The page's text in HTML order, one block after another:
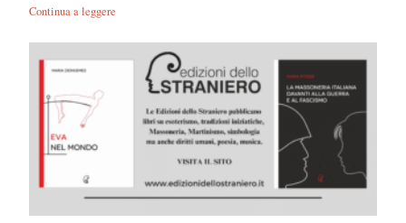
Continua a leggere